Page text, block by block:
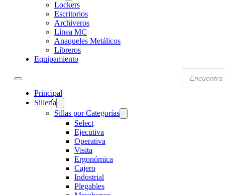
Lockers
Escritorios
Archiveros
Línea MC
Anaqueles Metálicos
Libreros
Equipamiento
Principal
Sillería
Sillas por Categorías
Select
Ejecutiva
Operativa
Visita
Ergonómica
Cajero
Industrial
Plegables
Products
search